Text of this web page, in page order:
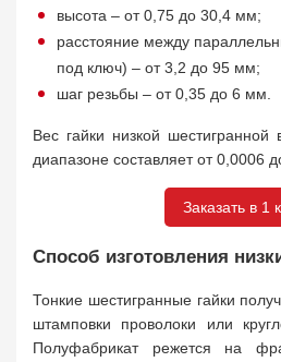
высота – от 0,75 до 30,4 мм;
расстояние между
под ключ) – от 3,2 до 95 мм;
шаг резьбы – от 0,35 до 6 мм.
Вес гайки низкой
диапазоне составляет от 0,0006
Заказать в 1
Способ изготовления
Тонкие шестигранные гайки
штамповки проволоки или
Полуфабрикат режется на